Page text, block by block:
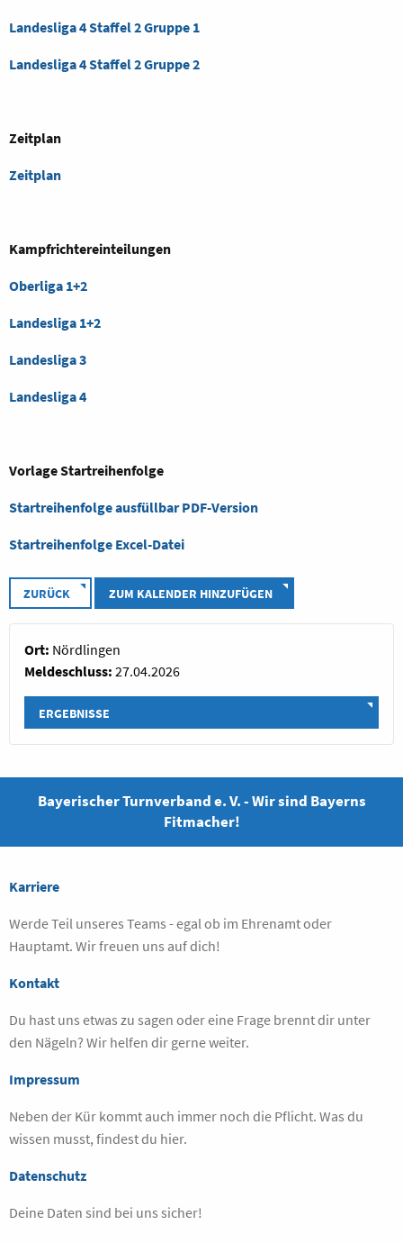
Landesliga 4 Staffel 2 Gruppe 1
Landesliga 4 Staffel 2 Gruppe 2
Zeitplan
Zeitplan
Kampfrichtereinteilungen
Oberliga 1+2
Landesliga 1+2
Landesliga 3
Landesliga 4
Vorlage Startreihenfolge
Startreihenfolge ausfüllbar PDF-Version
Startreihenfolge Excel-Datei
ZURÜCK ZUM KALENDER HINZUFÜGEN
Ort: Nördlingen
Meldeschluss: 27.04.2026
ERGEBNISSE
Bayerischer Turnverband e. V. - Wir sind Bayerns
Fitmacher!
Karriere
Werde Teil unseres Teams - egal ob im Ehrenamt oder
Hauptamt. Wir freuen uns auf dich!
Kontakt
Du hast uns etwas zu sagen oder eine Frage brennt dir unter
den Nägeln? Wir helfen dir gerne weiter.
Impressum
Neben der Kür kommt auch immer noch die Pflicht. Was du
wissen musst, findest du hier.
Datenschutz
Deine Daten sind bei uns sicher!